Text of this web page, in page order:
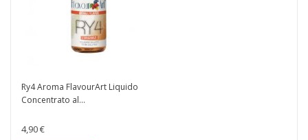
Ry4 Aroma FlavourArt Liquido
Concentrato al...
4,90 €